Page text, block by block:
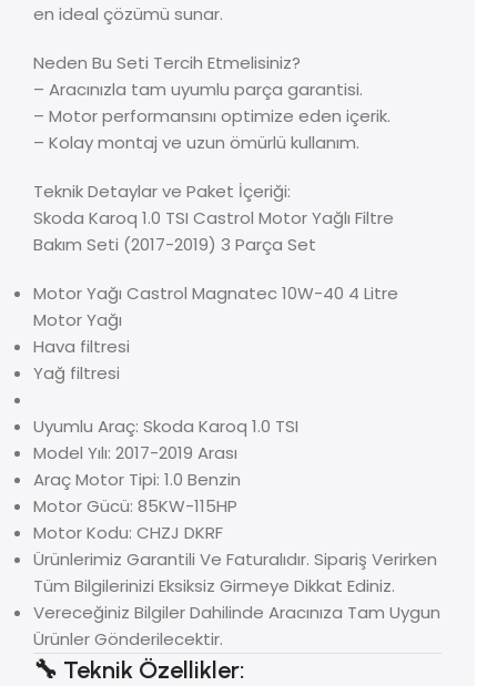
en ideal çözümü sunar.
Neden Bu Seti Tercih Etmelisiniz?
– Aracınızla tam uyumlu parça garantisi.
– Motor performansını optimize eden içerik.
– Kolay montaj ve uzun ömürlü kullanım.
Teknik Detaylar ve Paket İçeriği:
Skoda Karoq 1.0 TSI Castrol Motor Yağlı Filtre
Bakım Seti (2017-2019) 3 Parça Set
Motor Yağı Castrol Magnatec 10W-40 4 Litre
Motor Yağı
Hava filtresi
Yağ filtresi
Uyumlu Araç: Skoda Karoq 1.0 TSI
Model Yılı: 2017-2019 Arası
Araç Motor Tipi: 1.0 Benzin
Motor Gücü: 85KW-115HP
Motor Kodu: CHZJ DKRF
Ürünlerimiz Garantili Ve Faturalıdır. Sipariş Verirken
Tüm Bilgilerinizi Eksiksiz Girmeye Dikkat Ediniz.
Vereceğiniz Bilgiler Dahilinde Aracınıza Tam Uygun
Ürünler Gönderilecektir.
🔧 Teknik Özellikler: